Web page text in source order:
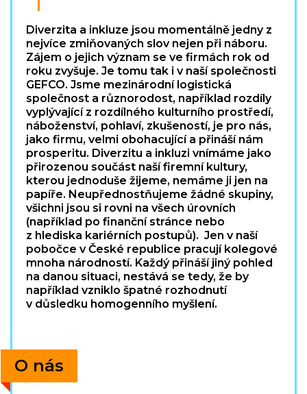
Diverzita a inkluze jsou momentálně jedny z
nejvíce zmiňovaných slov nejen při náboru.
Zájem o jejich význam se ve firmách rok od
roku zvyšuje. Je tomu tak i v naší společnosti
GEFCO. Jsme mezinárodní logistická
společnost a různorodost, například rozdíly
vyplývající z rozdílného kulturního prostředí,
náboženství, pohlaví, zkušeností, je pro nás,
jako firmu, velmi obohacující a přináší nám
prosperitu. Diverzitu a inkluzi vnímáme jako
přirozenou součást naší firemní kultury,
kterou jednoduše žijeme, nemáme ji jen na
papíře. Neupřednostňujeme žádné skupiny,
všichni jsou si rovni na všech úrovních
(například po finanční stránce nebo
z hlediska kariérních postupů). Jen v naší
pobočce v České republice pracují kolegové
mnoha národností. Každý přináší jiný pohled
na danou situaci, nestává se tedy, že by
například vzniklo špatné rozhodnutí
v důsledku homogenního myšlení.
O nás